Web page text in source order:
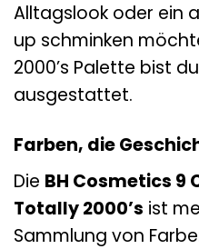
Alltagslook oder ein
up schminken
2000’s Palette bist
ausgestattet.
Farben, die
Die BH Cosmetics 9
Totally 2000’s ist
Sammlung von